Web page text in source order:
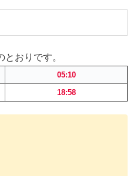
おりです。
05:10
18:58